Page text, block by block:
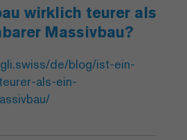
wirklich teurer als
Massivbau?
de/blog/ist-ein-
als-ein-